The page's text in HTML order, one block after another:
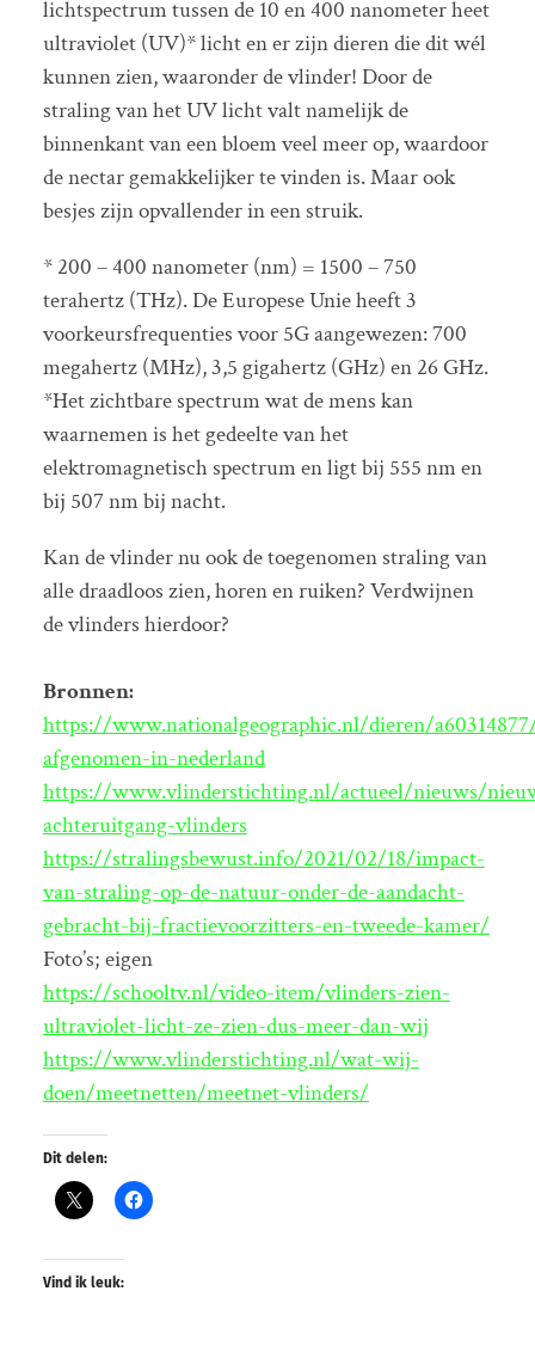
lichtspectrum tussen de 10 en 400 nanometer heet
ultraviolet (UV)* licht en er zijn dieren die dit wél
kunnen zien, waaronder de vlinder! Door de
straling van het UV licht valt namelijk de
binnenkant van een bloem veel meer op, waardoor
de nectar gemakkelijker te vinden is. Maar ook
besjes zijn opvallender in een struik.
* 200 – 400 nanometer (nm) = 1500 – 750
terahertz (THz). De Europese Unie heeft 3
voorkeursfrequenties voor 5G aangewezen: 700
megahertz (MHz), 3,5 gigahertz (GHz) en 26 GHz.
*Het zichtbare spectrum wat de mens kan
waarnemen is het gedeelte van het
elektromagnetisch spectrum en ligt bij 555 nm en
bij 507 nm bij nacht.
Kan de vlinder nu ook de toegenomen straling van
alle draadloos zien, horen en ruiken? Verdwijnen
de vlinders hierdoor?
Bronnen:
https://www.nationalgeographic.nl/dieren/
afgenomen-in-nederland
https://www.vlinderstichting.nl/actueel/nieuws/
achteruitgang-vlinders
https://stralingsbewust.info/2021/02/18/impact-
van-straling-op-de-natuur-onder-de-aandacht-
gebracht-bij-fractievoorzitters-en-tweede-kamer/
Foto’s; eigen
https://schooltv.nl/video-item/vlinders-zien-
ultraviolet-licht-ze-zien-dus-meer-dan-wij
https://www.vlinderstichting.nl/wat-wij-
doen/meetnetten/meetnet-vlinders/
Dit delen:
Vind ik leuk: